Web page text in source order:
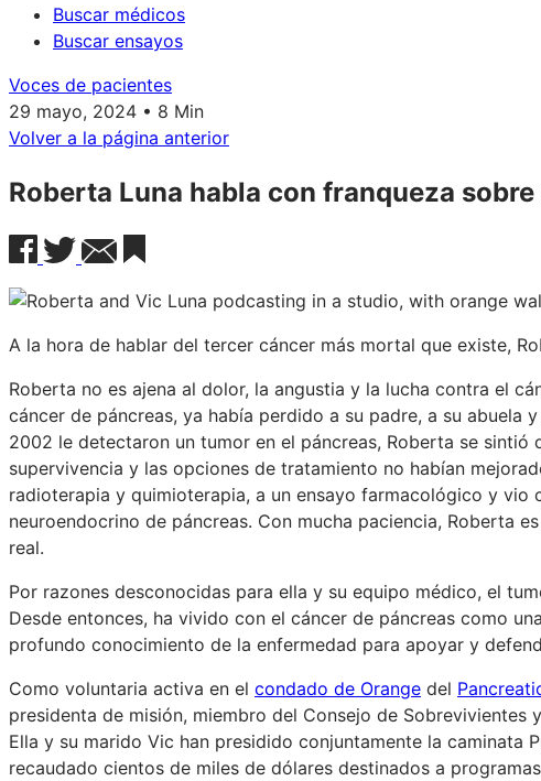
Buscar médicos
Buscar ensayos
Voces de pacientes
29 mayo, 2024 • 8 Min
Volver a la página anterior
Roberta Luna habla con franqueza
A la hora de hablar del tercer cáncer más mortal que existe,
Roberta no es ajena al dolor, la angustia y la lucha contra el
cáncer de páncreas, ya había perdido a su padre, a su abuela
2002 le detectaron un tumor en el páncreas, Roberta se
supervivencia y las opciones de tratamiento no habían
radioterapia y quimioterapia, a un ensayo farmacológico y vio
neuroendocrino de páncreas. Con mucha paciencia, Roberta
real.
Por razones desconocidas para ella y su equipo médico, el
Desde entonces, ha vivido con el cáncer de páncreas como
profundo conocimiento de la enfermedad para apoyar y
Como voluntaria activa en el condado de Orange del
presidenta de misión, miembro del Consejo de Sobrevivientes
Ella y su marido Vic han presidido conjuntamente la caminata
recaudado cientos de miles de dólares destinados a